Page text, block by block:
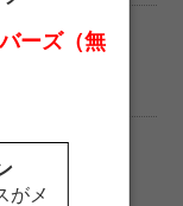
ーズ（無
がメ